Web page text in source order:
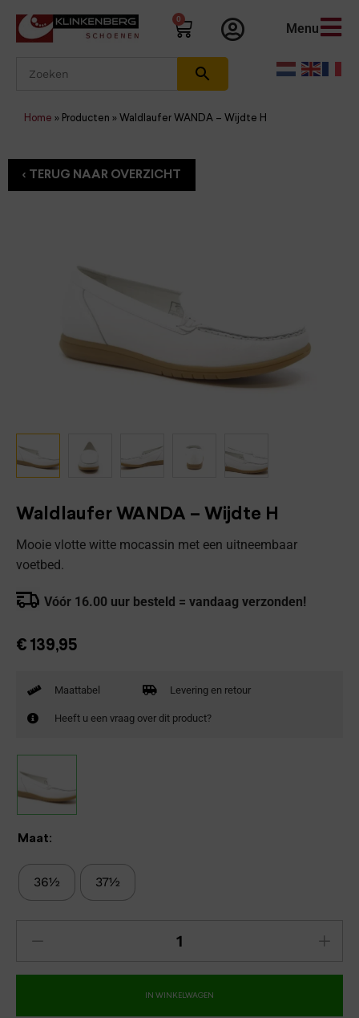
0
Menu
Home » Producten » Waldlaufer WANDA – Wijdte H
Waldlaufer WANDA – Wijdte H
Mooie vlotte witte mocassin met een uitneembaar
voetbed.
Vóór 16.00 uur besteld = vandaag verzonden!
€ 139,95
Maattabel Levering en retour
Heeft u een vraag over dit product?
Maat:
36½ 37½
IN WINKELWAGEN